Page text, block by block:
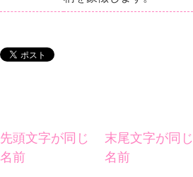
先頭文字が同じ
名前
末尾文字が同じ
名前